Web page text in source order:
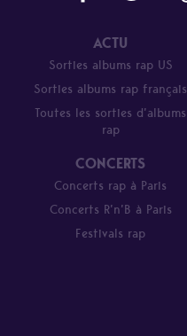
ACTU
Sorties albums rap US
Sorties albums rap français
Toutes les sorties d’albums
rap
CONCERTS
Concerts rap à Paris
Concerts R’n’B à Paris
Festivals rap